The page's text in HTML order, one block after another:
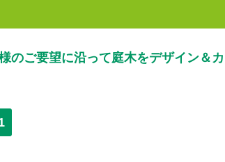
ご要望に沿って庭木をデザイン＆カ